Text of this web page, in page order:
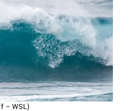
– WSL)